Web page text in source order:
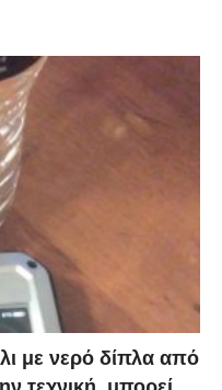
με νερό δίπλα από